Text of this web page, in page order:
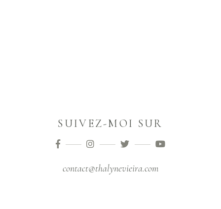
SUIVEZ-MOI SUR
contact@thalynevieira.com